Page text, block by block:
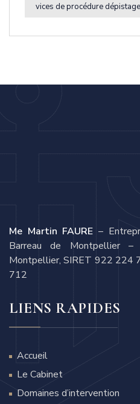
vices de procédure dépistage
Me Martin FAURE –
Barreau de Montpellier
Montpellier, SIRET 922 224
712
LIENS RAPIDES
Accueil
Le Cabinet
Domaines d’intervention